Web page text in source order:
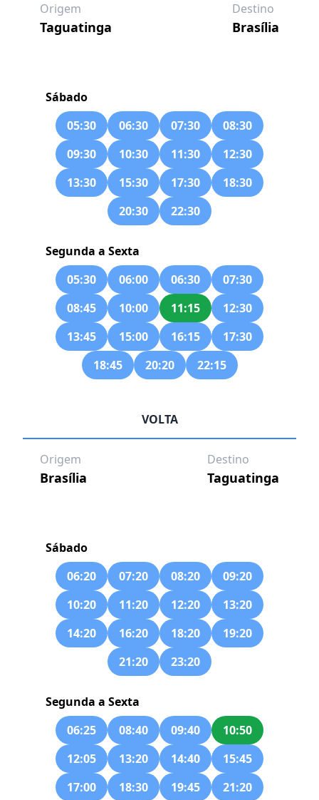
Origem
Taguatinga
Destino
Brasília
Sábado
05:30
06:30 07:30
08:30
09:30
10:30 11:30
12:30
13:30
15:30 17:30
18:30
20:30
22:30
Segunda a Sexta
05:30
06:00 06:30
07:30
08:45
10:00 11:15
12:30
13:45
15:00 16:15
17:30
18:45
20:20 22:15
VOLTA
Origem
Brasília
Destino
Taguatinga
Sábado
06:20
07:20 08:20
09:20
10:20
11:20 12:20
13:20
14:20
16:20 18:20
19:20
21:20
23:20
Segunda a Sexta
06:25
08:40 09:40
10:50
12:05
13:20 14:40
15:45
17:00
18:30 19:45
21:20